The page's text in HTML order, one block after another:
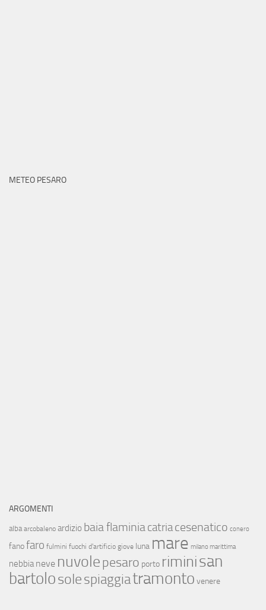
METEO PESARO
ARGOMENTI
alba arcobaleno ardizio baia flaminiacatriacesenatico conero
fanofaro fulmini fuochi d'artificio giove luna mare milano marittima
nebbia neve nuvolepesaro porto riminisan
bartolosolespiaggiatramonto venere